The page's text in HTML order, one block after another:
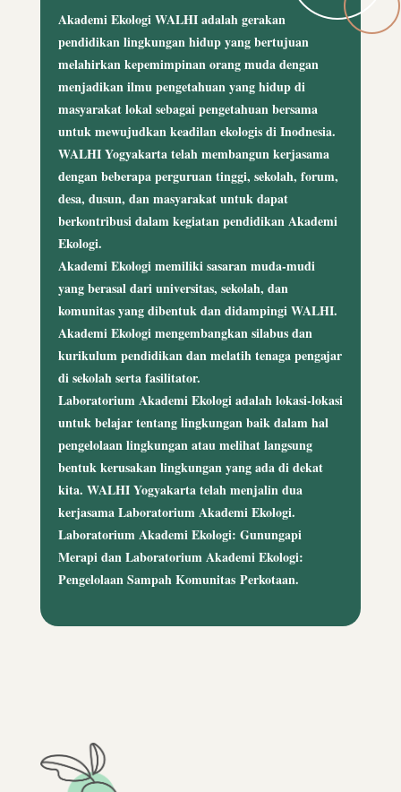
Akademi Ekologi WALHI adalah gerakan
pendidikan lingkungan hidup yang bertujuan
melahirkan kepemimpinan orang muda dengan
menjadikan ilmu pengetahuan yang hidup di
masyarakat lokal sebagai pengetahuan bersama
untuk mewujudkan keadilan ekologis di Inodnesia.
WALHI Yogyakarta telah membangun kerjasama
dengan beberapa perguruan tinggi, sekolah, forum,
desa, dusun, dan masyarakat untuk dapat
berkontribusi dalam kegiatan pendidikan Akademi
Ekologi.
Akademi Ekologi memiliki sasaran muda-mudi
yang berasal dari universitas, sekolah, dan
komunitas yang dibentuk dan didampingi WALHI.
Akademi Ekologi mengembangkan silabus dan
kurikulum pendidikan dan melatih tenaga pengajar
di sekolah serta fasilitator.
Laboratorium Akademi Ekologi adalah lokasi-lokasi
untuk belajar tentang lingkungan baik dalam hal
pengelolaan lingkungan atau melihat langsung
bentuk kerusakan lingkungan yang ada di dekat
kita. WALHI Yogyakarta telah menjalin dua
kerjasama Laboratorium Akademi Ekologi.
Laboratorium Akademi Ekologi: Gunungapi
Merapi dan Laboratorium Akademi Ekologi:
Pengelolaan Sampah Komunitas Perkotaan.